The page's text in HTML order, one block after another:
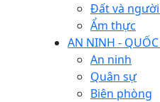
Đất và
Ẩm thực
AN NINH -
An ninh
Quân sự
Biên phòng